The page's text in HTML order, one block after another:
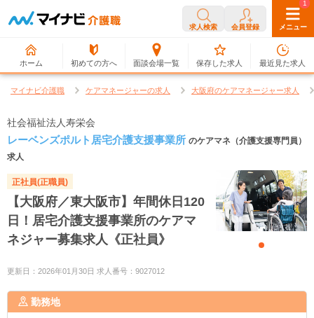
求人検索 会員登録 メニュー
ホーム 初めての方へ 面談会場一覧
0
保存した求人
1
最近見た求人
マイナビ介護職 ケアマネージャーの求人 大阪府のケアマネージャー求人
社会福祉法人寿栄会
レーベンズポルト居宅介護支援事業所 のケアマネ（介護支援専門員）
求人
正社員(正職員)
【大阪府／東大阪市】年間休日120
日！居宅介護支援事業所のケアマ
ネジャー募集求人《正社員》
更新日：2026年01月30日 求人番号：9027012
勤務地